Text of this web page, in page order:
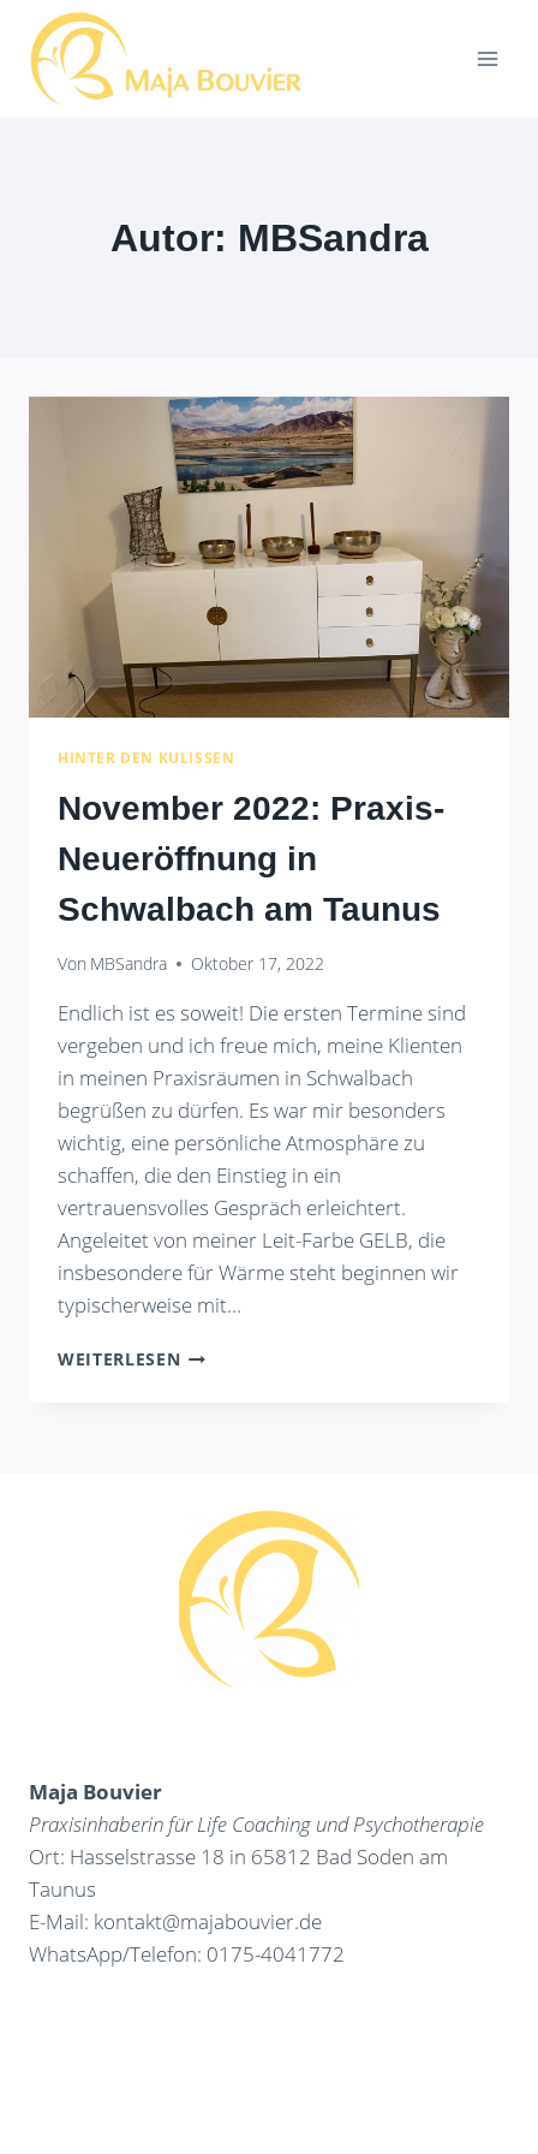
Inhalt
springen
Autor: MBSandra
HINTER DEN KULISSEN
November 2022: Praxis-
Neueröffnung in
Schwalbach am Taunus
Von MBSandra Oktober 17, 2022
Endlich ist es soweit! Die ersten Termine sind
vergeben und ich freue mich, meine Klienten
in meinen Praxisräumen in Schwalbach
begrüßen zu dürfen. Es war mir besonders
wichtig, eine persönliche Atmosphäre zu
schaffen, die den Einstieg in ein
vertrauensvolles Gespräch erleichtert.
Angeleitet von meiner Leit-Farbe GELB, die
insbesondere für Wärme steht beginnen wir
typischerweise mit…
WEITERLESENNOVEMBER
TAUNUS
Maja Bouvier
Praxisinhaberin für Life Coaching und Psychotherapie
Ort: Hasselstrasse 18 in 65812 Bad Soden am
Taunus
E-Mail: kontakt@majabouvier.de
WhatsApp/Telefon: 0175-4041772